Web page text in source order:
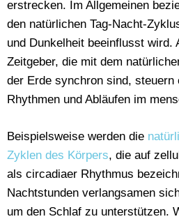
erstrecken. Im Allgemeinen
den natürlichen Tag-Nacht-
und Dunkelheit beeinflusst wird.
Zeitgeber, die mit dem
der Erde synchron sind, steuern
Rhythmen und Abläufen im
Beispielsweise werden die
Zyklen des Körpers, die auf
als circadiaer Rhythmus
Nachtstunden verlangsamen
um den Schlaf zu unterstützen.